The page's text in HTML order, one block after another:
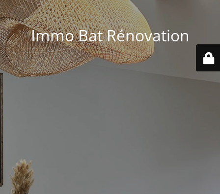
Immo Bat Rénovation